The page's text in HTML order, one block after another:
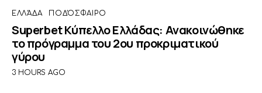
ΕΛΛΆΔΑ ΠΟΔΌΣΦΑΙΡΟ
Superbet Κύπελλο Ελλάδας: Ανακοινώθηκε
το πρόγραμμα του 2ου προκριματικού
γύρου
3 HOURS AGO